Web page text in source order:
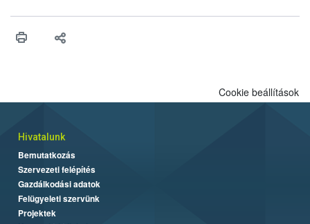
vonni az ebek viselkedésének megítélésében jártas szakértőt.
Cookie beállítások
Hivatalunk
Bemutatkozás
Szervezeti felépítés
Gazdálkodási adatok
Felügyeleti szervünk
Projektek